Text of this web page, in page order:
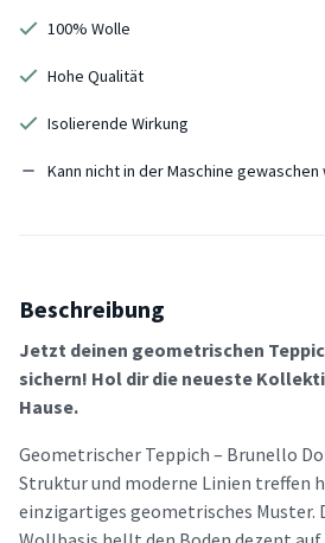
100% Wolle
Hohe Qualität
Isolierende Wirkung
Kann nicht in der Maschine gewaschen
Beschreibung
Jetzt deinen geometrischen
sichern! Hol dir die neueste
Hause.
Geometrischer Teppich – Brunello
Struktur und moderne Linien treffen
einzigartiges geometrisches Muster.